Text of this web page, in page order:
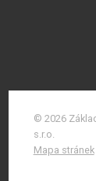
© 2026
s.r.o.
Mapa stránek